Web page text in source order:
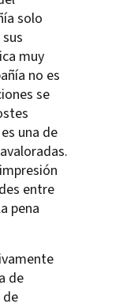
solo
muy
no es
se
una de
entre
pena
de
de